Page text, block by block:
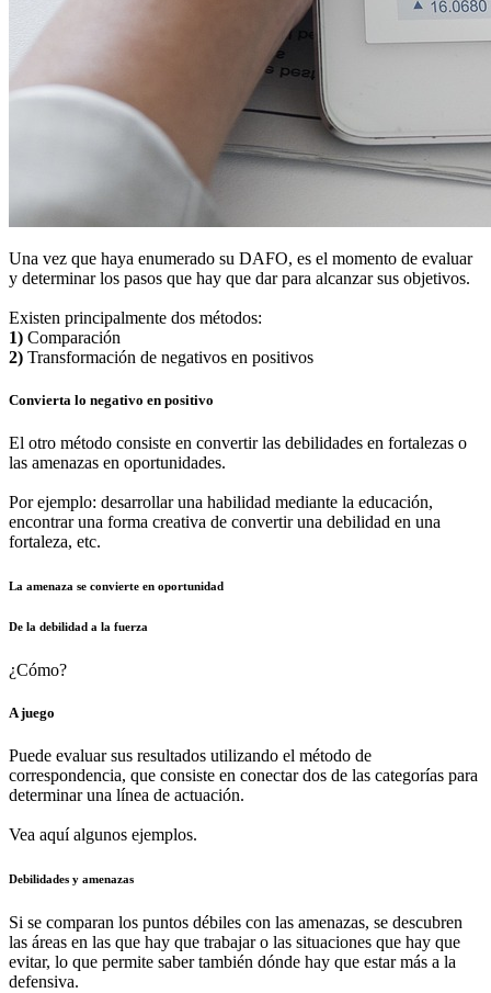
Una vez que haya enumerado su DAFO, es el momento de evaluar
y determinar los pasos que hay que dar para alcanzar sus objetivos.
Existen principalmente dos métodos:
1) Comparación
2) Transformación de negativos en positivos
Convierta lo negativo en positivo
El otro método consiste en convertir las debilidades en fortalezas o
las amenazas en oportunidades.
Por ejemplo: desarrollar una habilidad mediante la educación,
encontrar una forma creativa de convertir una debilidad en una
fortaleza, etc.
La amenaza se convierte en oportunidad
De la debilidad a la fuerza
¿Cómo?
A juego
Puede evaluar sus resultados utilizando el método de
correspondencia, que consiste en conectar dos de las categorías para
determinar una línea de actuación.
Vea aquí algunos ejemplos.
Debilidades y amenazas
Si se comparan los puntos débiles con las amenazas, se descubren
las áreas en las que hay que trabajar o las situaciones que hay que
evitar, lo que permite saber también dónde hay que estar más a la
defensiva.